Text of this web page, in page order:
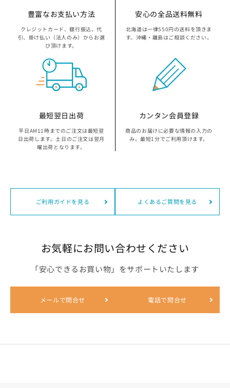
豊富なお支払い方法
クレジットカード、銀行振込、代
引、掛け払い（法人のみ）からお選
び頂けます。
安心の全品送料無料
北海道は一律550円の送料を頂きま
す。沖縄・離島はご相談ください。
最短翌日出荷
平日AM11時までのご注文は最短翌
日出荷します。土日のご注文は翌月
曜出荷となります。
カンタン会員登録
商品のお届けに必要な情報の入力の
み。最短1分でご利用頂けます。
ご利用ガイドを見る よくあるご質問を見る
お気軽にお問い合わせください
「安心できるお買い物」をサポートいたします
メールで問合せ 電話で問合せ